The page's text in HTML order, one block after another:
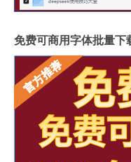
免费可商用字体批量下